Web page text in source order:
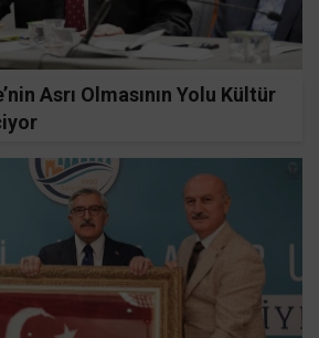
Asrı Olmasının Yolu Kültür